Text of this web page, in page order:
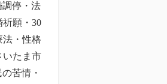
調停・法
願・30
法・性格
いたま市
苦情・